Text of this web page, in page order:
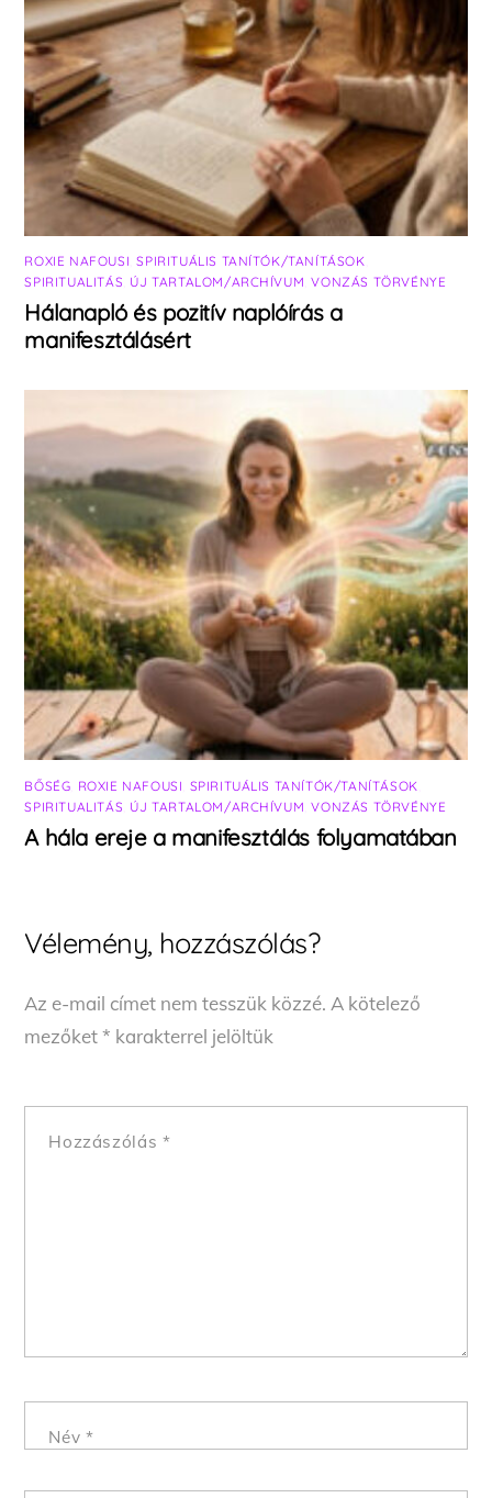
ROXIE NAFOUSI ,SPIRITUÁLIS TANÍTÓK/TANÍTÁSOK
SPIRITUALITÁS ÚJ TARTALOM/ARCHÍVUM ,VONZÁS TÖRVÉNYE
Hálanapló és pozitív naplóírás a
manifesztálásért
BŐSÉG ROXIE NAFOUSI SPIRITUÁLIS TANÍTÓK/TANÍTÁSOK
SPIRITUALITÁS ÚJ TARTALOM/ARCHÍVUM ,VONZÁS TÖRVÉNYE
A hála ereje a manifesztálás folyamatában
Vélemény, hozzászólás?
Az e-mail címet nem tesszük közzé. A kötelező
mezőket* karakterrel jelöltük
Hozzászólás *
Név *